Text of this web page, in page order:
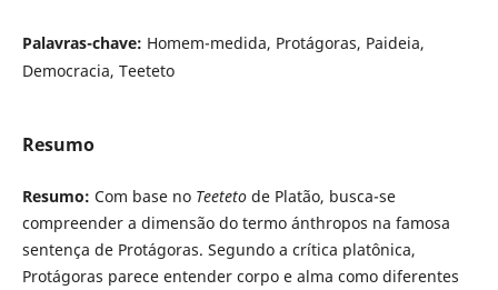
Palavras-chave: Homem-medida, Protágoras, Paideia,
Democracia, Teeteto
Resumo
Resumo: Com base no Teetetode Platão, busca-se
compreender a dimensão do termo ánthropos na famosa
sentença de Protágoras. Segundo a crítica platônica,
Protágoras parece entender corpo e alma como diferentes